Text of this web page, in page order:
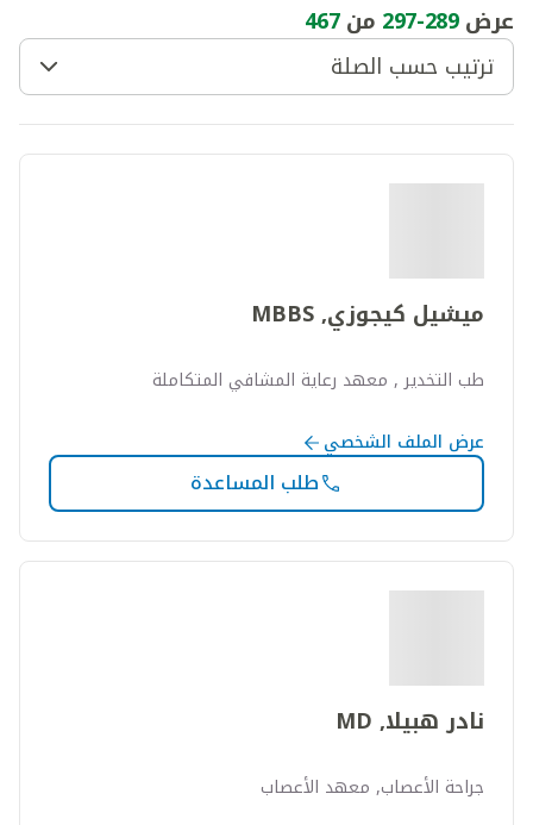
عرض289
-
297 من467
ترتيب حسب الصلة
ميشيل كيجوزي, MBBS
طب التخدير , معهد رعاية المشافي المتكاملة
عرض الملف الشخصي
طلب المساعدة
نادر هبيلا, MD
جراحة الأعصاب, معهد الأعصاب